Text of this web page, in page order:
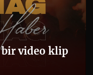
bir video klip